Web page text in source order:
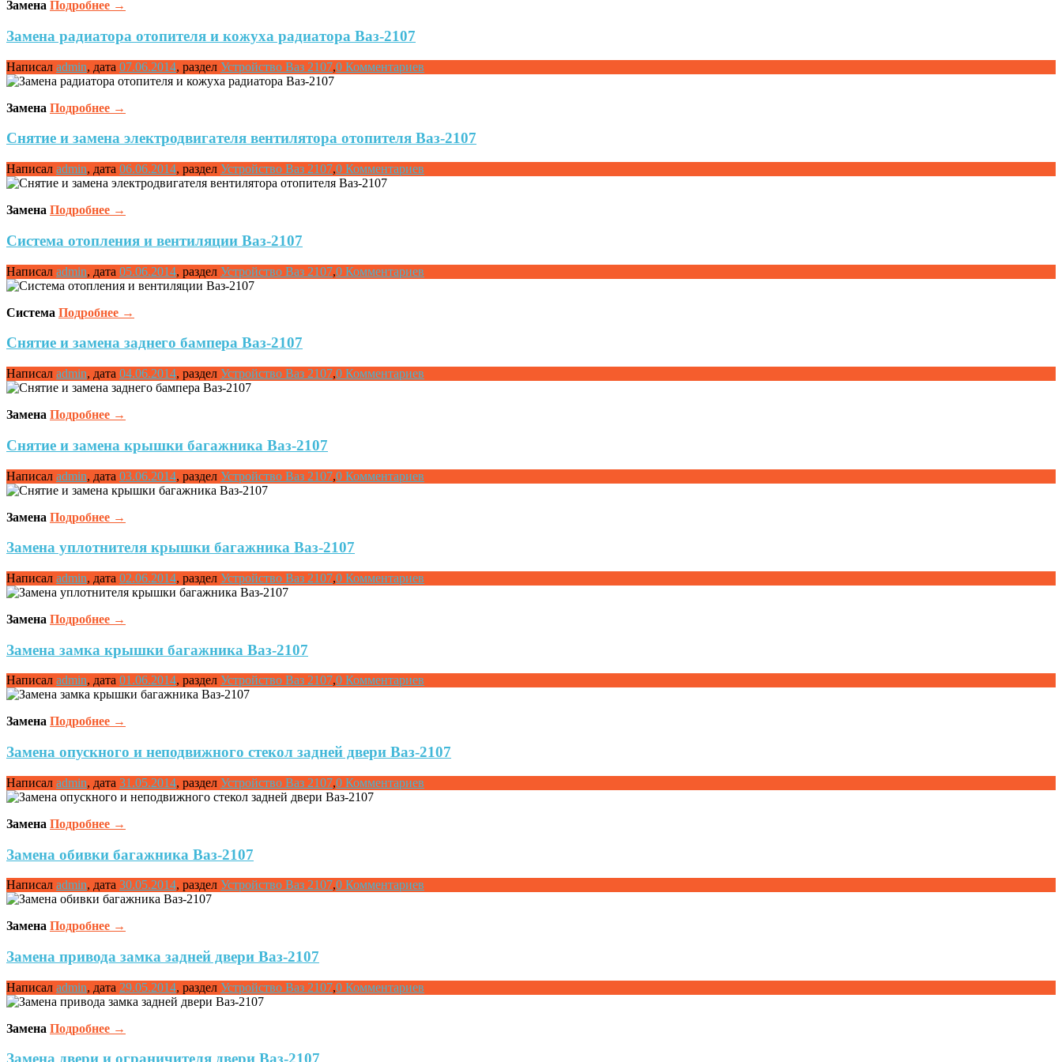
Замена Подробнее →
Замена радиатора отопителя и кожуха радиатора Ваз-2107
Написал admin, дата 07.06.2014, раздел Устройство Ваз 2107,0 Комментариев
Замена Подробнее →
Снятие и замена электродвигателя вентилятора отопителя Ваз-2107
Написал admin, дата 06.06.2014, раздел Устройство Ваз 2107,0 Комментариев
Замена Подробнее →
Система отопления и вентиляции Ваз-2107
Написал admin, дата 05.06.2014, раздел Устройство Ваз 2107,0 Комментариев
Система Подробнее →
Снятие и замена заднего бампера Ваз-2107
Написал admin, дата 04.06.2014, раздел Устройство Ваз 2107,0 Комментариев
Замена Подробнее →
Снятие и замена крышки багажника Ваз-2107
Написал admin, дата 03.06.2014, раздел Устройство Ваз 2107,0 Комментариев
Замена Подробнее →
Замена уплотнителя крышки багажника Ваз-2107
Написал admin, дата 02.06.2014, раздел Устройство Ваз 2107,0 Комментариев
Замена Подробнее →
Замена замка крышки багажника Ваз-2107
Написал admin, дата 01.06.2014, раздел Устройство Ваз 2107,0 Комментариев
Замена Подробнее →
Замена опускного и неподвижного стекол задней двери Ваз-2107
Написал admin, дата 31.05.2014, раздел Устройство Ваз 2107,0 Комментариев
Замена Подробнее →
Замена обивки багажника Ваз-2107
Написал admin, дата 30.05.2014, раздел Устройство Ваз 2107,0 Комментариев
Замена Подробнее →
Замена привода замка задней двери Ваз-2107
Написал admin, дата 29.05.2014, раздел Устройство Ваз 2107,0 Комментариев
Замена Подробнее →